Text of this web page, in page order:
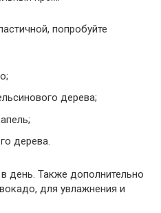
попробуйте
дерева;
дерева.
день. Также дополнительно
для увлажнения и